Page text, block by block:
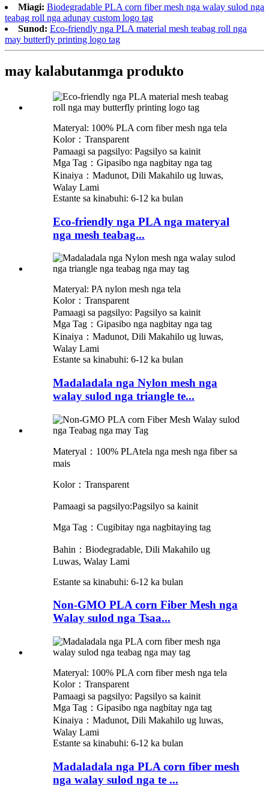
Miagi: Biodegradable PLA corn fiber mesh nga walay sulod nga
teabag roll nga adunay custom logo tag
Sunod: Eco-friendly nga PLA material mesh teabag roll nga
may butterfly printing logo tag
may kalabutanmga produkto
Materyal: 100% PLA corn fiber mesh nga tela
Kolor：Transparent
Pamaagi sa pagsilyo: Pagsilyo sa kainit
Mga Tag：Gipasibo nga nagbitay nga tag
Kinaiya：Madunot, Dili Makahilo ug luwas,
Walay Lami
Estante sa kinabuhi: 6-12 ka bulan
Eco-friendly nga PLA nga materyal
nga mesh teabag...
Materyal: PA nylon mesh nga tela
Kolor：Transparent
Pamaagi sa pagsilyo: Pagsilyo sa kainit
Mga Tag：Gipasibo nga nagbitay nga tag
Kinaiya：Madunot, Dili Makahilo ug luwas,
Walay Lami
Estante sa kinabuhi: 6-12 ka bulan
Madaladala nga Nylon mesh nga
walay sulod nga triangle te...
Materyal： 100% PLAtela nga mesh nga fiber sa
mais
Kolor： Transparent
Pamaagi sa pagsilyo:Pagsilyo sa kainit
Mga Tag： Cugibitay nga nagbitaying tag
Bahin： Biodegradable, Dili Makahilo ug
Luwas, Walay Lami
Estante sa kinabuhi: 6-12 ka bulan
Non-GMO PLA corn Fiber Mesh nga
Walay sulod nga Tsaa...
Materyal: 100% PLA corn fiber mesh nga tela
Kolor：Transparent
Pamaagi sa pagsilyo: Pagsilyo sa kainit
Mga Tag：Gipasibo nga nagbitay nga tag
Kinaiya：Madunot, Dili Makahilo ug luwas,
Walay Lami
Estante sa kinabuhi: 6-12 ka bulan
Madaladala nga PLA corn fiber mesh
nga walay sulod nga te ...